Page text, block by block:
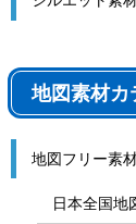
地図素材カ
地図フリー素
日本全国地